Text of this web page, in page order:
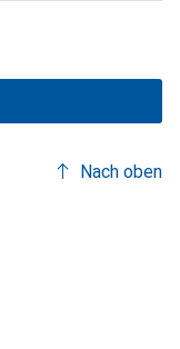
Nach oben